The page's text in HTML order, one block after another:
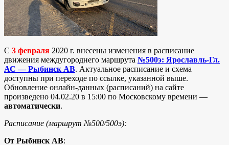
С 3 февраля 2020 г. внесены изменения в расписание
движения междугороднего маршрута №500э: Ярославль-Гл.
АС — Рыбинск АВ. Актуальное расписание и схема
доступны при переходе по ссылке, указанной выше.
Обновление онлайн-данных (расписаний) на сайте
произведено 04.02.20 в 15:00 по Московскому времени —
автоматически.
Расписание (маршрут №500/500э):
От Рыбинск АВ: